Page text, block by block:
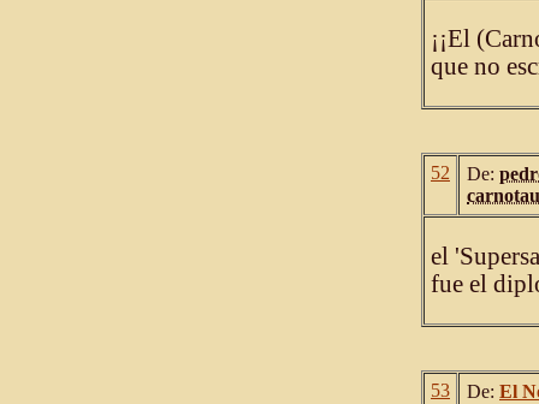
¡¡El
que no
52 De:
el
fue el
53 De: El